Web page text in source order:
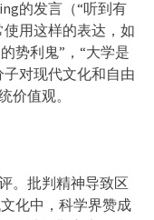
的发言（“听到有
用这样的表达，如
势利鬼”，“大学是
对现代文化和自由
价值观。
。批判精神导致区
化中，科学界赞成